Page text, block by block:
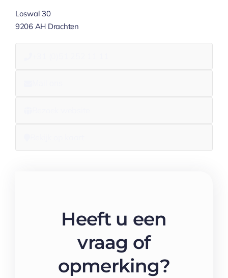
Loswal 30
9206 AH Drachten
Heeft u een
vraag of
opmerking?